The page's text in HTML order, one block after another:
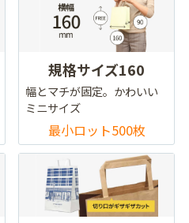
規格サイズ160
幅とマチが固定。かわいい
ミニサイズ
最小ロット500枚